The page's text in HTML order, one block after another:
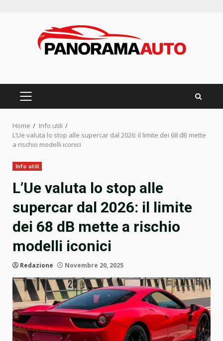
PRIMARY
Home
Info utili
L’Ue valuta lo stop alle supercar dal 2026: il limite dei 68 dB mette
a rischio modelli iconici
Info utili
L’Ue valuta lo stop alle
supercar dal 2026: il limite
dei 68 dB mette a rischio
modelli iconici
Redazione Novembre 20, 2025